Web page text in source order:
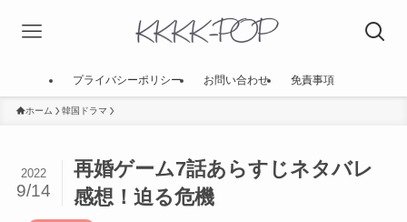
プライバシーポリシー お問い合わせ 免責事項
ホーム 韓国ドラマ
再婚ゲーム7話あらすじネタバレ
感想！迫る危機
2022
9/14